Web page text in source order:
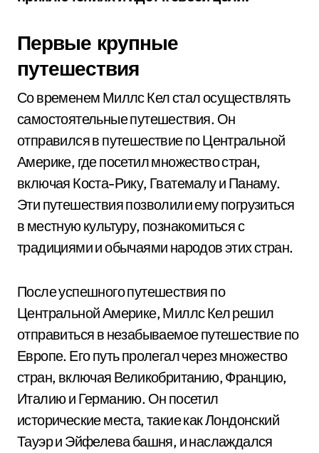
Первые крупные
путешествия
Со временем Миллс Кел стал осуществлять
самостоятельные путешествия. Он
отправился в путешествие по Центральной
Америке, где посетил множество стран,
включая Коста-Рику, Гватемалу и Панаму.
Эти путешествия позволили ему погрузиться
в местную культуру, познакомиться с
традициями и обычаями народов этих стран.
После успешного путешествия по
Центральной Америке, Миллс Кел решил
отправиться в незабываемое путешествие по
Европе. Его путь пролегал через множество
стран, включая Великобританию, Францию,
Италию и Германию. Он посетил
исторические места, такие как Лондонский
Тауэр и Эйфелева башня, и наслаждался